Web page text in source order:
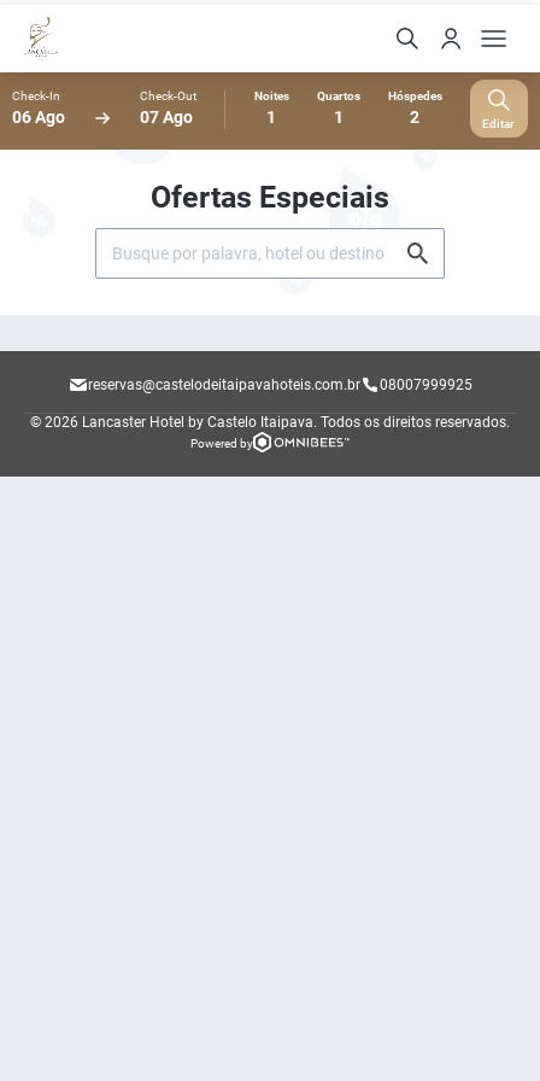
Check-In
06 Ago
Check-Out
07 Ago
Noites
1
Quartos
1
Hóspedes
2 Editar
Ofertas Especiais
reservas@castelodeitaipavahoteis.com.br 08007999925
© 2026 Lancaster Hotel by Castelo Itaipava. Todos os direitos reservados.
Powered by